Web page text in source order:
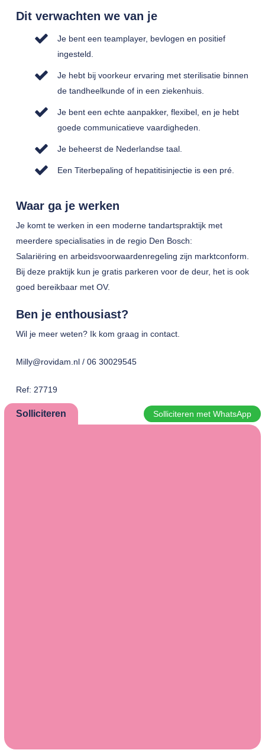
Dit verwachten we van je
Je bent een teamplayer, bevlogen en positief
ingesteld.
Je hebt bij voorkeur ervaring met sterilisatie binnen
de tandheelkunde of in een ziekenhuis.
Je bent een echte aanpakker, flexibel, en je hebt
goede communicatieve vaardigheden.
Je beheerst de Nederlandse taal.
Een Titerbepaling of hepatitisinjectie is een pré.
Waar ga je werken
Je komt te werken in een moderne tandartspraktijk met
meerdere specialisaties in de regio Den Bosch:
Salariëring en arbeidsvoorwaardenregeling zijn marktconform.
Bij deze praktijk kun je gratis parkeren voor de deur, het is ook
goed bereikbaar met OV.
Ben je enthousiast?
Wil je meer weten? Ik kom graag in contact.
Milly@rovidam.nl / 06 30029545
Ref: 27719
Solliciteren Solliciteren met WhatsApp